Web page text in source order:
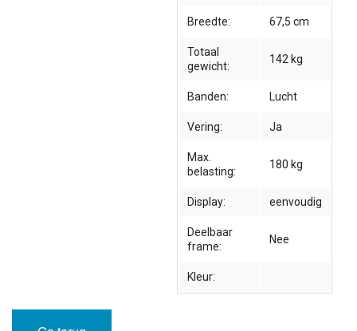
Breedte: 67,5 cm
Totaal
gewicht:
142 kg
Banden: Lucht
Vering: Ja
Max.
belasting:
180 kg
Display: eenvoudig
Deelbaar
frame:
Nee
Kleur: